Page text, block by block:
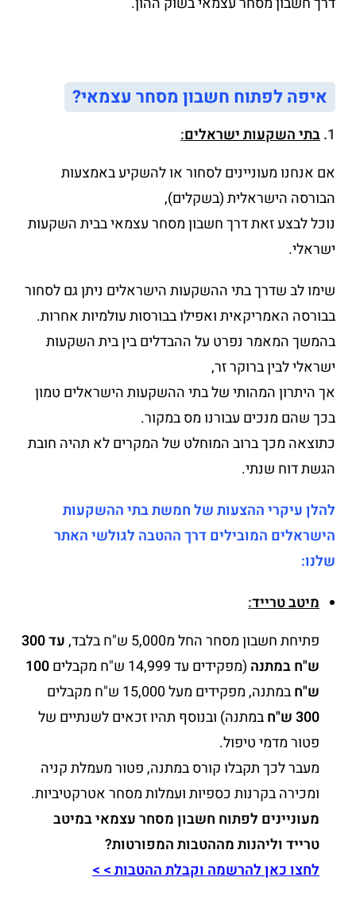
איפה לפתוח חשבון מסחר עצמאי?
1. בתי השקעות ישראלים:
אם אנחנו מעוניינים לסחור או להשקיע באמצעות
הבורסה הישראלית (בשקלים),
נוכל לבצע זאת דרך חשבון מסחר עצמאי בבית השקעות
ישראלי.
שימו לב שדרך בתי ההשקעות הישראלים ניתן גם לסחור
בבורסה האמריקאית ואפילו בבורסות עולמיות אחרות.
בהמשך המאמר נפרט על ההבדלים בין בית השקעות
ישראלי לבין ברוקר זר,
אך היתרון המהותי של בתי ההשקעות הישראלים טמון
בכך שהם מנכים עבורנו מס במקור.
כתוצאה מכך ברוב המוחלט של המקרים לא תהיה חובת
הגשת דוח שנתי.
להלן עיקרי ההצעות של חמשת בתי ההשקעות
הישראלים המובילים דרך ההטבה לגולשי האתר
שלנו:
מיטב טרייד:
פתיחת חשבון מסחר החל מ5,000 ש"ח בלבד,
עד 300
ש"ח במתנה (מפקידים עד 14,999 ש"ח מקבלים
100
ש"חבמתנה, מפקידים מעל 15,000 ש"ח מקבלים
300 ש"ח
במתנה) ובנוסף תהיו זכאים לשנתיים של
פטור מדמי טיפול.
מעבר לכך תקבלו קורס במתנה, פטור מעמלת קניה
ומכירה בקרנות כספיות ועמלות מסחר אטרקטיביות.
מעוניינים לפתוח חשבון מסחר עצמאי במיטב
טרייד וליהנות מההטבות המפורטות?
לחצו כאן להרשמה וקבלת ההטבות > >